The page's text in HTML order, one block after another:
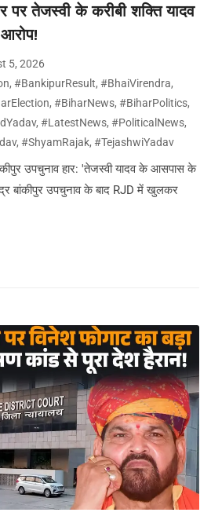
पर तेजस्वी के करीबी शक्ति यादव
5, 2026
, #BankipurResult, #BhaiVirendra,
, #BiharNews, #BiharPolitics,
, #LatestNews, #PoliticalNews,
, #ShyamRajak, #TejashwiYadav
उपचुनाव हार: 'तेजस्वी यादव के आसपास के
बांकीपुर उपचुनाव के बाद RJD में खुलकर